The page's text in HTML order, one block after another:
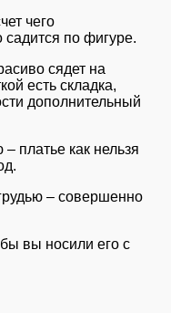
чего
садится по фигуре.
сядет на
есть складка,
дополнительный
платье как нельзя
– совершенно
вы носили его с